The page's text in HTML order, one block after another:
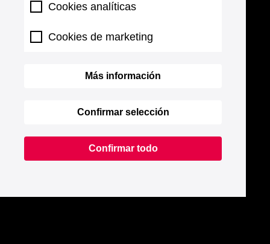
Cookies analíticas
Cookies de marketing
Más información
Confirmar selección
Confirmar todo